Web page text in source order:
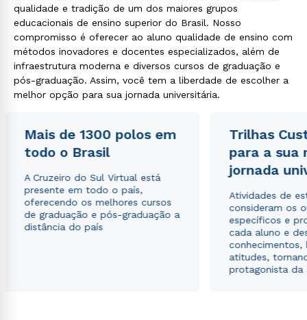
qualidade e tradição de um dos maiores grupos
educacionais de ensino superior do Brasil. Nosso
compromisso é oferecer ao aluno qualidade de ensino com
métodos inovadores e docentes especializados, além de
infraestrutura moderna e diversos cursos de graduação e
pós-graduação. Assim, você tem a liberdade de escolher a
melhor opção para sua jornada universitária.
Mais de 1300 polos em
todo o Brasil
A Cruzeiro do Sul Virtual está
presente em todo o país,
oferecendo os melhores cursos
de graduação e pós-graduação a
distância do país
Trilhas
para a sua
jornada
Atividades de
consideram os
específicos e
cada aluno e
conhecimentos,
atitudes,
protagonista da